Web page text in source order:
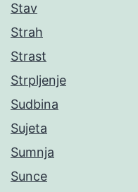
Stav
Strah
Strast
Strpljenje
Sudbina
Sujeta
Sumnja
Sunce